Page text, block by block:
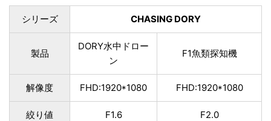
シリーズ CHASING DORY
製品
DORY水中ドロー
ン
F1魚類探知機
解像度 FHD:1920*1080 FHD:1920*1080
絞り値 F1.6 F2.0